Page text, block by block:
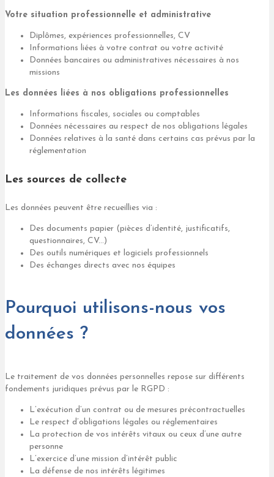
Votre situation professionnelle et administrative
Diplômes, expériences professionnelles, CV
Informations liées à votre contrat ou votre activité
Données bancaires ou administratives nécessaires à nos
missions
Les données liées à nos obligations professionnelles
Informations fiscales, sociales ou comptables
Données nécessaires au respect de nos obligations légales
Données relatives à la santé dans certains cas prévus par la
réglementation
Les sources de collecte
Les données peuvent être recueillies via :
Des documents papier (pièces d’identité, justificatifs,
questionnaires, CV…)
Des outils numériques et logiciels professionnels
Des échanges directs avec nos équipes
Pourquoi utilisons-nous vos
données ?
Le traitement de vos données personnelles repose sur différents
fondements juridiques prévus par le RGPD :
L’exécution d’un contrat ou de mesures précontractuelles
Le respect d’obligations légales ou réglementaires
La protection de vos intérêts vitaux ou ceux d’une autre
personne
L’exercice d’une mission d’intérêt public
La défense de nos intérêts légitimes